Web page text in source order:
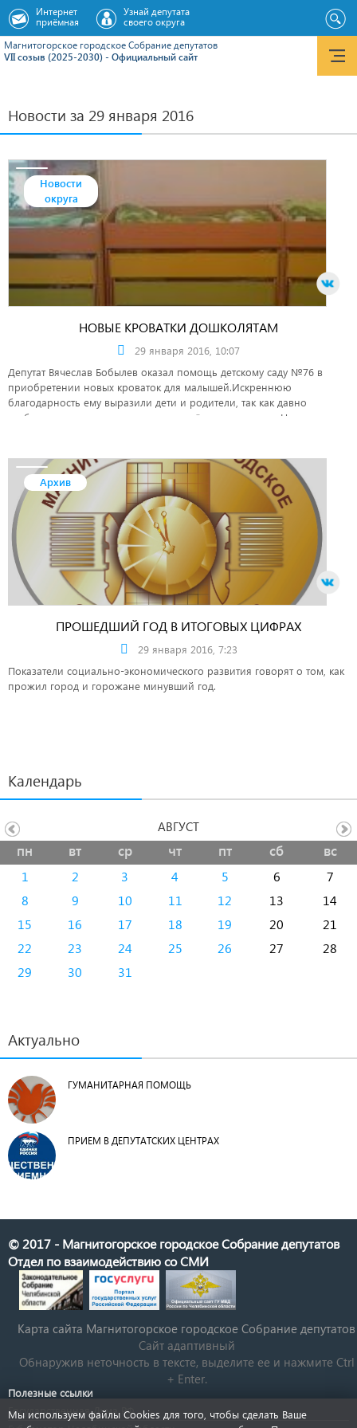
Магнитогорское городское Cобрание депутатов
VII созыв (2025-2030) - Официальный сайт
Интернет
приёмная
Узнай депутата
своего округа
Новости за 29 января 2016
Новости
округа
НОВЫЕ КРОВАТКИ ДОШКОЛЯТАМ
29 января 2016, 10:07
Депутат Вячеслав Бобылев оказал помощь детскому саду №76 в
приобретении новых кроваток для малышей.Искреннюю
благодарность ему выразили дети и родители, так как давно
требовалась замена отслуживших своё спальных мест. Новые
только хорошие сны пожелал ребятам депутат.
Архив
ПРОШЕДШИЙ ГОД В ИТОГОВЫХ ЦИФРАХ
29 января 2016, 7:23
Показатели социально-экономического развития говорят о том, как
прожил город и горожане минувший год.
Календарь
пн вт ср чт пт сб вс
1 2 3 4 5 6
7
8
9 10 11 12 13
14
15
16 17 18 19 20
21
22
23 24 25 26 27
28
29
30 31
АВГУСТ
Актуально
ГУМАНИТАРНАЯ ПОМОЩЬ
ПРИЕМ В ДЕПУТАТСКИХ ЦЕНТРАХ
© 2017 - Магнитогорское городское Собрание депутатов
Отдел по взаимодействию со СМИ
Карта сайта Магнитогорское городское Cобрание депутатов
Сайт адаптивный
Обнаружив неточность в тексте, выделите ее и нажмите Ctrl
+ Enter.
Полезные ссылки
Государственная Дума РФ
Мы используем файлы Cookies для того, чтобы сделать Ваше